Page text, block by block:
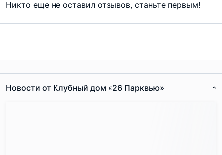
Никто еще не оставил отзывов, станьте первым!
Новости от Клубный дом «26 Парквью»